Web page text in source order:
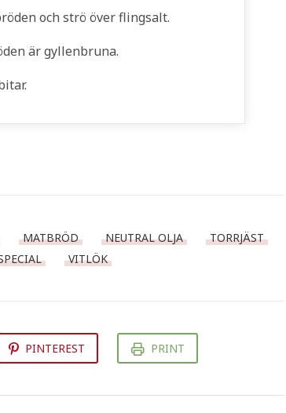
och strö över flingsalt.
är gyllenbruna.
MATBRÖD NEUTRAL OLJA
TORRJÄST
VITLÖK
PINTEREST PRINT